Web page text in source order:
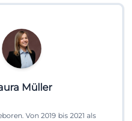
Müller
Von 2019 bis 2021 als